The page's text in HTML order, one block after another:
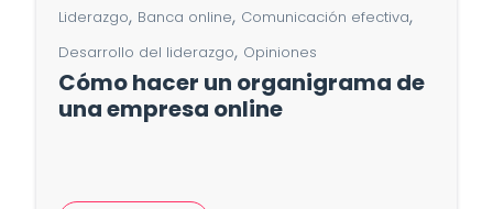
Liderazgo, Banca online, Comunicación efectiva,
Desarrollo del liderazgo, Opiniones
Cómo hacer un organigrama de
una empresa online